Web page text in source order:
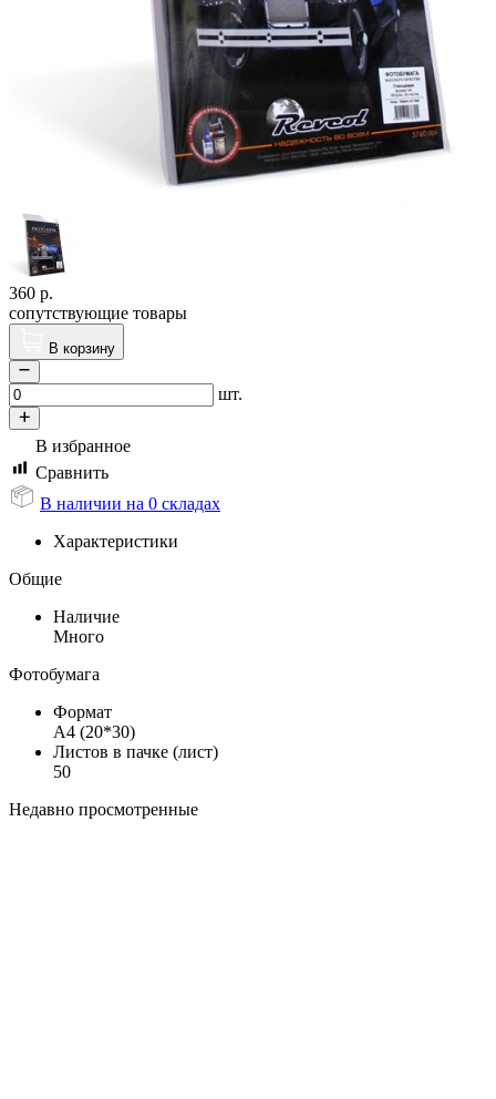
360 р.
сопутствующие товары
В корзину
шт.
В избранное
Сравнить
В наличии на 0 складах
Характеристики
Общие
Наличие
Много
Фотобумага
Формат
А4 (20*30)
Листов в пачке (лист)
50
Недавно просмотренные